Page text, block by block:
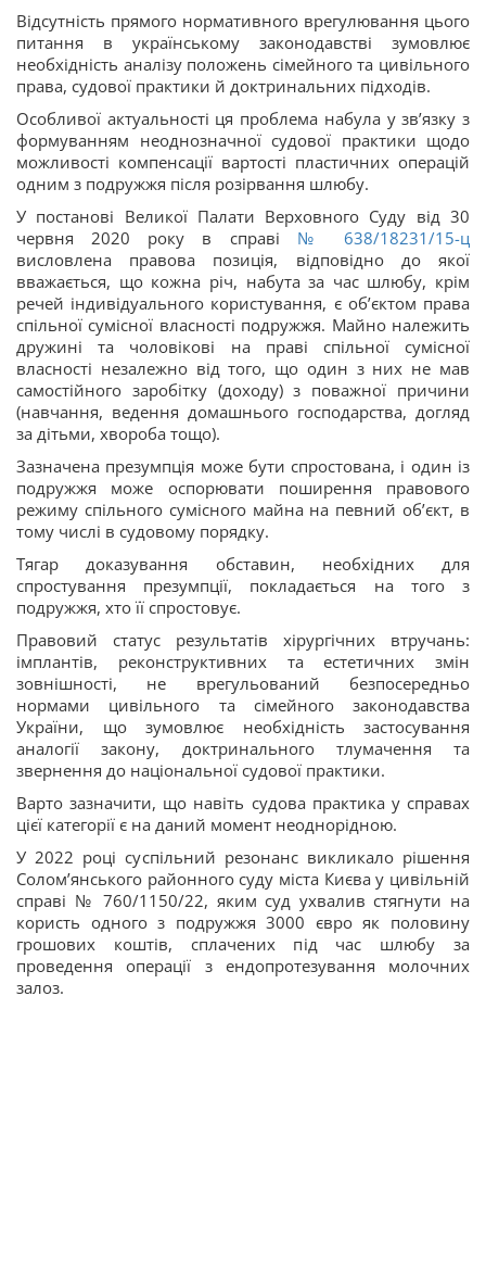
Відсутність прямого нормативного врегулювання цього
питання в українському законодавстві зумовлює
необхідність аналізу положень сімейного та цивільного
права, судової практики й доктринальних підходів.
Особливої актуальності ця проблема набула у зв’язку з
формуванням неоднозначної судової практики щодо
можливості компенсації вартості пластичних операцій
одним з подружжя після розірвання шлюбу.
У постанові Великої Палати Верховного Суду від 30
червня 2020 року в справі № 638/18231/15-ц
висловлена правова позиція, відповідно до якої
вважається, що кожна річ, набута за час шлюбу, крім
речей індивідуального користування, є об’єктом права
спільної сумісної власності подружжя. Майно належить
дружині та чоловікові на праві спільної сумісної
власності незалежно від того, що один з них не мав
самостійного заробітку (доходу) з поважної причини
(навчання, ведення домашнього господарства, догляд
за дітьми, хвороба тощо).
Зазначена презумпція може бути спростована, і один із
подружжя може оспорювати поширення правового
режиму спільного сумісного майна на певний об’єкт, в
тому числі в судовому порядку.
Тягар доказування обставин, необхідних для
спростування презумпції, покладається на того з
подружжя, хто її спростовує.
Правовий статус результатів хірургічних втручань:
імплантів, реконструктивних та естетичних змін
зовнішності, не врегульований безпосередньо
нормами цивільного та сімейного законодавства
України, що зумовлює необхідність застосування
аналогії закону, доктринального тлумачення та
звернення до національної судової практики.
Варто зазначити, що навіть судова практика у справах
цієї категорії є на даний момент неоднорідною.
У 2022 році суспільний резонанс викликало рішення
Солом’янського районного суду міста Києва у цивільній
справі № 760/1150/22, яким суд ухвалив стягнути на
користь одного з подружжя 3000 євро як половину
грошових коштів, сплачених під час шлюбу за
проведення операції з ендопротезування молочних
залоз.